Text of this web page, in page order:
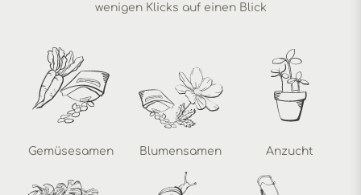
wenigen Klicks auf einen Blick
Gemüsesamen Blumensamen Anzucht